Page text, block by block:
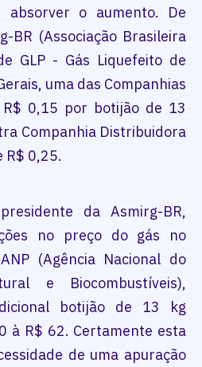
o aumento. De
BR (Associação Brasileira
GLP - Gás Liquefeito de
uma das Companhias
R$ 0,15 por botijão de 13
Companhia Distribuidora
R$ 0,25.
da Asmirg-BR,
no preço do gás no
(Agência Nacional do
e Biocombustíveis),
botijão de 13 kg
à R$ 62. Certamente esta
de uma apuração